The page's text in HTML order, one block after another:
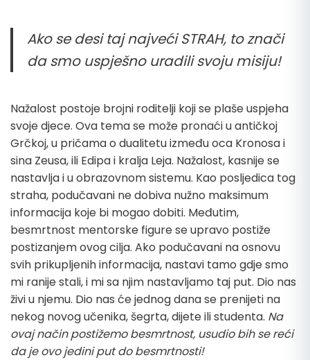
Ako se desi taj najveći STRAH, to znači
da smo uspješno uradili svoju misiju!
Nažalost postoje brojni roditelji koji se plaše uspjeha
svoje djece. Ova tema se može pronaći u antičkoj
Grčkoj, u pričama o dualitetu između oca Kronosa i
sina Zeusa, ili Edipa i kralja Leja. Nažalost, kasnije se
nastavlja i u obrazovnom sistemu. Kao posljedica tog
straha, podučavani ne dobiva nužno maksimum
informacija koje bi mogao dobiti. Međutim,
besmrtnost mentorske figure se upravo postiže
postizanjem ovog cilja. Ako podučavani na osnovu
svih prikupljenih informacija, nastavi tamo gdje smo
mi ranije stali, i mi sa njim nastavljamo taj put. Dio nas
živi u njemu. Dio nas će jednog dana se prenijeti na
nekog novog učenika, šegrta, dijete ili studenta. Na
ovaj način postižemo besmrtnost, usudio bih se reći
da je ovo jedini put do besmrtnosti!